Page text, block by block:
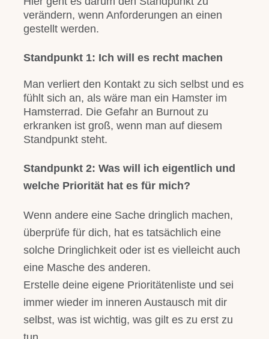
verändern, wenn Anforderungen an einen
gestellt werden.
Standpunkt 1: Ich will es recht machen
Man verliert den Kontakt zu sich selbst und es
fühlt sich an, als wäre man ein Hamster im
Hamsterrad. Die Gefahr an Burnout zu
erkranken ist groß, wenn man auf diesem
Standpunkt steht.
Standpunkt 2:Was will ich eigentlich und
welche Priorität hat es für mich?
Wenn andere eine Sache dringlich machen,
überprüfe für dich, hat es tatsächlich eine
solche Dringlichkeit oder ist es vielleicht auch
eine Masche des anderen.
Erstelle deine eigene Prioritätenliste und sei
immer wieder im inneren Austausch mit dir
selbst, was ist wichtig, was gilt es zu erst zu